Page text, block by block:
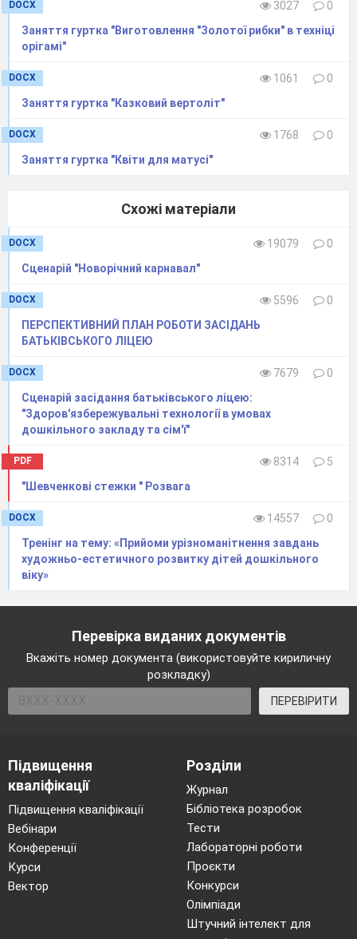
DOCX 3027
0
Заняття гуртка "Виготовлення "Золотої рибки" в техніці
орігамі"
DOCX 1061
0
Заняття гуртка "Казковий вертоліт"
DOCX 1768
0
Заняття гуртка "Квіти для матусі"
Схожі матеріали
DOCX 19079
0
Сценарій "Новорічний карнавал"
DOCX 5596
0
ПЕРСПЕКТИВНИЙ ПЛАН РОБОТИ ЗАСІДАНЬ
БАТЬКІВСЬКОГО ЛІЦЕЮ
DOCX 7679
0
Сценарій засідання батьківського ліцею:
"Здоров'язбережувальні технології в умовах
дошкільного закладу та сім'ї"
PDF 8314
5
"Шевченкові стежки " Розвага
DOCX 14557
0
Тренінг на тему: «Прийоми урізноманітнення завдань
художньо-естетичного розвитку дітей дошкільного
віку»
Перевірка виданих документів
Вкажіть номер документа (використовуйте кириличну
розкладку)
ПЕРЕВІРИТИ
Підвищення
кваліфікації
Підвищення кваліфікації
Вебінари
Конференції
Курси
Вектор
Розділи
Журнал
Бібліотека розробок
Тести
Лабораторні роботи
Проєкти
Конкурси
Олімпіади
Штучний інтелект для